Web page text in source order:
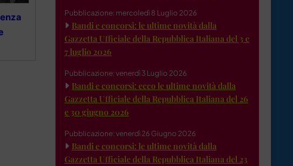
Pubblicazione: mercoledì 8 Luglio 2026
Bandi e concorsi: le ultime novità dalla
Gazzetta Ufficiale della Repubblica Italiana del 3 e
7 luglio 2026
Pubblicazione: venerdì 3 Luglio 2026
Bandi e concorsi: ecco le ultime novità dalla
Gazzetta Ufficiale della Repubblica Italiana del 26
e 30 giugno 2026
Pubblicazione: venerdì 26 Giugno 2026
Bandi e concorsi: le ultime novità dalla
Gazzetta Ufficiale della Repubblica Italiana del 23